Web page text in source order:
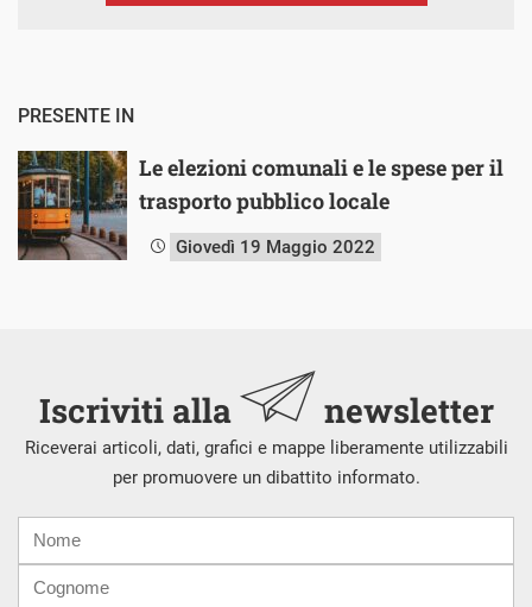
PRESENTE IN
Le elezioni comunali e le spese per il
trasporto pubblico locale
Giovedì 19 Maggio 2022
Iscriviti alla newsletter
Riceverai articoli, dati, grafici e mappe liberamente utilizzabili
per promuovere un dibattito informato.
mail